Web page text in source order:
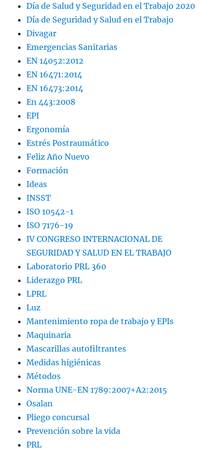
Día de Salud y Seguridad en el Trabajo 2020
Día de Seguridad y Salud en el Trabajo
Divagar
Emergencias Sanitarias
EN 14052:2012
EN 16471:2014
EN 16473:2014
En 443:2008
EPI
Ergonomía
Estrés Postraumático
Feliz Año Nuevo
Formación
Ideas
INSST
ISO 10542-1
ISO 7176-19
IV CONGRESO INTERNACIONAL DE
SEGURIDAD Y SALUD EN EL TRABAJO
Laboratorio PRL 360
Liderazgo PRL
LPRL
Luz
Mantenimiento ropa de trabajo y EPIs
Maquinaria
Mascarillas autofiltrantes
Medidas higiénicas
Métodos
Norma UNE-EN 1789:2007+A2:2015
Osalan
Pliego concursal
Prevención sobre la vida
PRL